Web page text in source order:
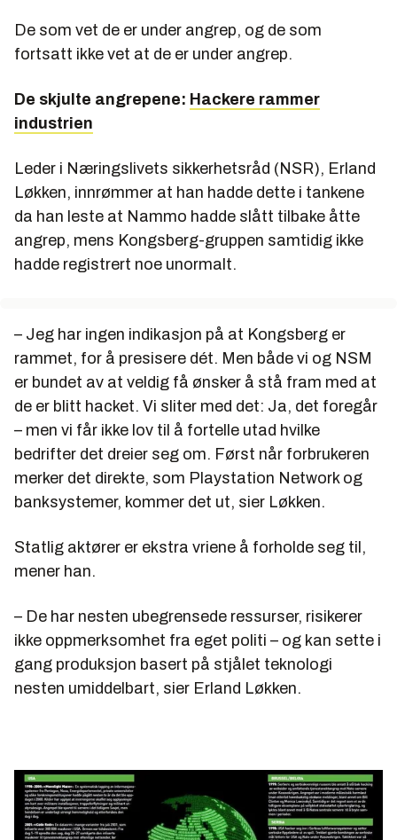
De som vet de er under angrep, og de som
fortsatt ikke vet at de er under angrep.
De skjulte angrepene: Hackere rammer
industrien
Leder i Næringslivets sikkerhetsråd (NSR), Erland
Løkken, innrømmer at han hadde dette i tankene
da han leste at Nammo hadde slått tilbake åtte
angrep, mens Kongsberg-gruppen samtidig ikke
hadde registrert noe unormalt.
– Jeg har ingen indikasjon på at Kongsberg er
rammet, for å presisere dét. Men både vi og NSM
er bundet av at veldig få ønsker å stå fram med at
de er blitt hacket. Vi sliter med det: Ja, det foregår
– men vi får ikke lov til å fortelle utad hvilke
bedrifter det dreier seg om. Først når forbrukeren
merker det direkte, som Playstation Network og
banksystemer, kommer det ut, sier Løkken.
Statlig aktører er ekstra vriene å forholde seg til,
mener han.
– De har nesten ubegrensede ressurser, risikerer
ikke oppmerksomhet fra eget politi – og kan sette i
gang produksjon basert på stjålet teknologi
nesten umiddelbart, sier Erland Løkken.